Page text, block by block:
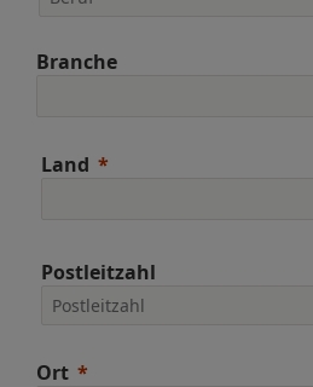
Branche
Land
Postleitzahl
Ort